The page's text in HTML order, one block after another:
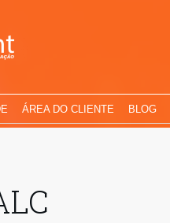
ÁREA DO CLIENTE BLOG